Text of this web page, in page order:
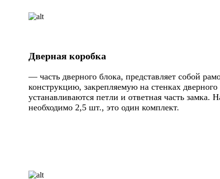
Дверная коробка
— часть дверного блока, представляет собой
конструкцию, закрепляемую на стенках
устанавливаются петли и ответная часть замка.
необходимо 2,5 шт., это один комплект.